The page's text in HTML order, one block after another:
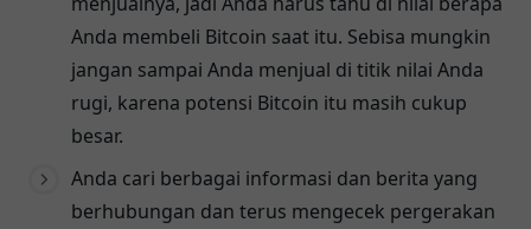
Anda membeli Bitcoin saat itu. Sebisa mungkin
jangan sampai Anda menjual di titik nilai Anda
rugi, karena potensi Bitcoin itu masih cukup
besar.
Anda cari berbagai informasi dan berita yang
berhubungan dan terus mengecek pergerakan